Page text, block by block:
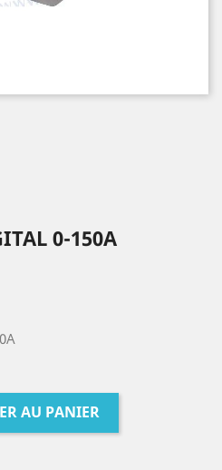
0-150A
AU PANIER